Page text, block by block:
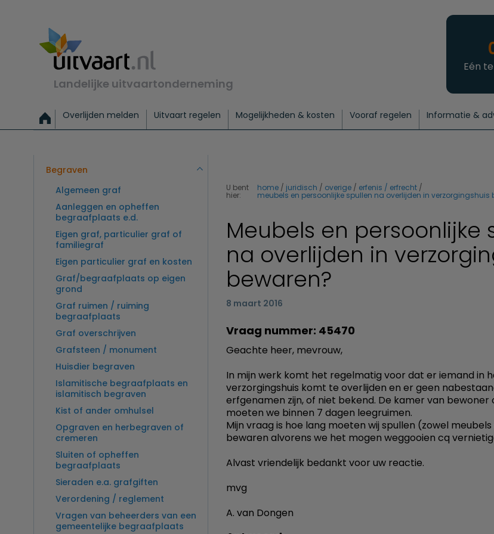
Landelijke uitvaartonderneming
Eén
Overlijden melden Uitvaart regelen Mogelijkheden & kosten
Exclusieve uitvaart Begrafenis Basis
Vooraf regelen Informatie &
Begraven
Algemeen graf
Aanleggen en opheffen
begraafplaats e.d.
Eigen graf, particulier graf of
familiegraf
Eigen particulier graf en kosten
Graf/begraafplaats op eigen
grond
Graf ruimen / ruiming
begraafplaats
Graf overschrijven
Grafsteen / monument
Huisdier begraven
Islamitische begraafplaats en
islamitisch begraven
Kist of ander omhulsel
Opgraven en herbegraven of
cremeren
Sluiten of opheffen
begraafplaats
Sieraden e.a. grafgiften
Verordening / reglement
Vragen van beheerders van een
gemeentelijke begraafplaats
U bent
hier:
home juridisch overige erfenis / erfrecht
meubels en persoonlijke spullen na overlijden in verzorgingshuis
Meubels en persoonlijke
na overlijden in
bewaren?
8 maart 2016
Vraag nummer: 45470
Geachte heer, mevrouw,
In mijn werk komt het regelmatig voor dat er iemand in
verzorgingshuis komt te overlijden en er geen
erfgenamen zijn, of niet bekend. De kamer van
moeten we binnen 7 dagen leegruimen.
Mijn vraag is hoe lang moeten wij spullen (zowel
bewaren alvorens we het mogen weggooien cq
Alvast vriendelijk bedankt voor uw reactie.
mvg
A. van Dongen